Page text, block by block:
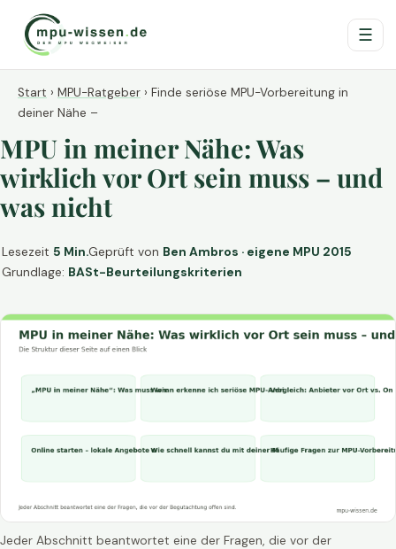
☰
Start › MPU-Ratgeber › Finde seriöse MPU-Vorbereitung in
deiner Nähe –
MPU in meiner Nähe: Was
wirklich vor Ort sein muss – und
was nicht
Lesezeit 5 Min.Geprüft von Ben Ambros · eigene MPU 2015
Grundlage: BASt-Beurteilungskriterien
Jeder Abschnitt beantwortet eine der Fragen, die vor der